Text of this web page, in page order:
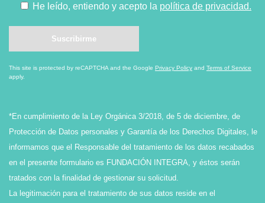
He leído, entiendo y acepto la política de privacidad.
This site is protected by reCAPTCHA and the Google Privacy Policy and Terms of Service
apply.
*En cumplimiento de la Ley Orgánica 3/2018, de 5 de diciembre, de
Protección de Datos personales y Garantía de los Derechos Digitales, le
informamos que el Responsable del tratamiento de los datos recabados
en el presente formulario es FUNDACIÓN INTEGRA, y éstos serán
tratados con la finalidad de gestionar su solicitud.
La legitimación para el tratamiento de sus datos reside en el